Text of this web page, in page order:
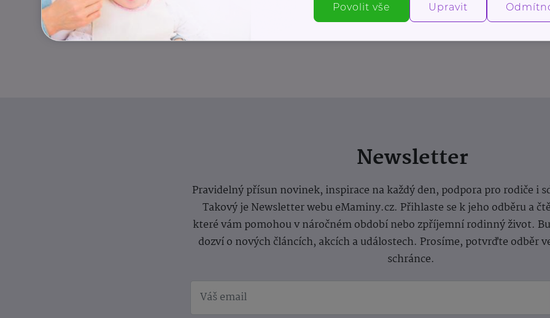
Newsletter
Pravidelný přísun novinek, inspirace na každý den, podpora pro rodiče i
Takový je Newsletter webu eMaminy.cz. Přihlaste se k jeho odběru a
které vám pomohou v náročném období nebo zpříjemní rodinný život.
dozví o nových článcích, akcích a událostech. Prosíme, potvrďte odběr
schránce.
Povolit vše Upravit